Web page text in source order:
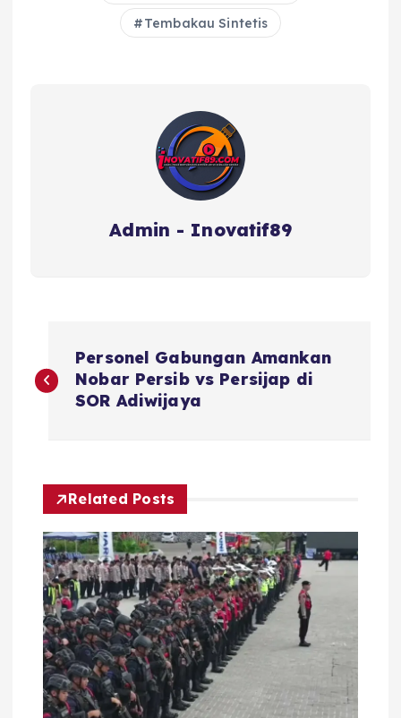
Tembakau Sintetis
Admin - Inovatif89
a
g
a
s
p
Personel Gabungan Amankan
Nobar Persib vs Persijap di
SOR Adiwijaya
Related Posts